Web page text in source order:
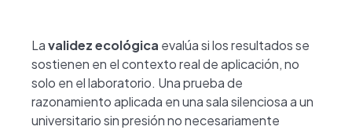
Lavalidez ecológica evalúa si los resultados se
sostienen en el contexto real de aplicación, no
solo en el laboratorio. Una prueba de
razonamiento aplicada en una sala silenciosa a un
universitario sin presión no necesariamente